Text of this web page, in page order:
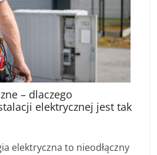
– dlaczego
elektrycznej jest tak
elektryczna to nieodłączny